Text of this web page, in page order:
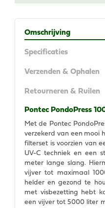
Omschrijving
Specificaties
Verzenden & Ophalen
Retourneren & Ruilen
Pontec PondoPress
Met de Pontec
verzekerd van een mooi
filterset is voorzien van
UV-C techniek en een
meter lange slang.
vijver tot maximaal
helder en gezond te
met visbezetting hebt
een vijver tot 5000 liter